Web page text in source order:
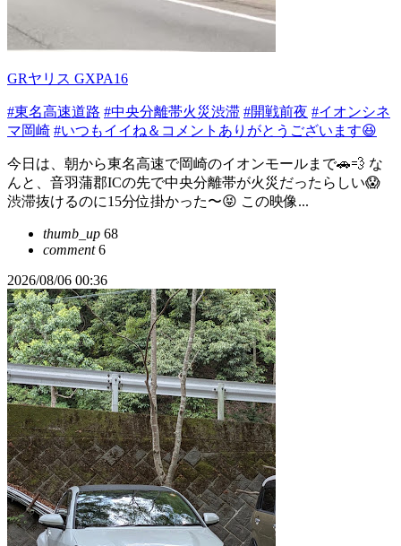
GRヤリス GXPA16
#東名高速道路 #中央分離帯火災渋滞 #開戦前夜 #イオンシネ
マ岡崎 #いつもイイね＆コメントありがとうございます😆
今日は、朝から東名高速で岡崎のイオンモールまで🚗💨 な
んと、音羽蒲郡ICの先で中央分離帯が火災だったらしい😱
渋滞抜けるのに15分位掛かった〜😝 この映像...
thumb_up 68
comment6
2026/08/06 00:36